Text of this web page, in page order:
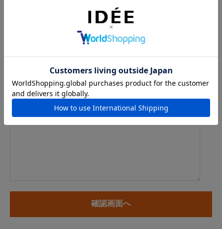
例：info@example.com
※「.@ (@の前にドット)」、「.. (ドット2つ)」を含むメール
アドレスはご利用いただけません
内容
※商品に関するお問い合わせ、納期・お届けに関するお問い合
わせの場合には、お住まいの都道府県を必ずご記入ください。